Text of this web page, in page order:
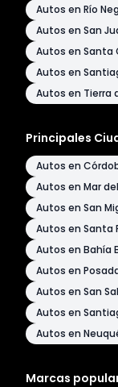
Autos en Río
Autos en San
Autos en Santa
Autos en
Autos en Tierra
Principales
Autos en
Autos en Mar
Autos en San
Autos en Santa
Autos en Bahía
Autos en
Autos en San
Autos en
Autos en
Marcas